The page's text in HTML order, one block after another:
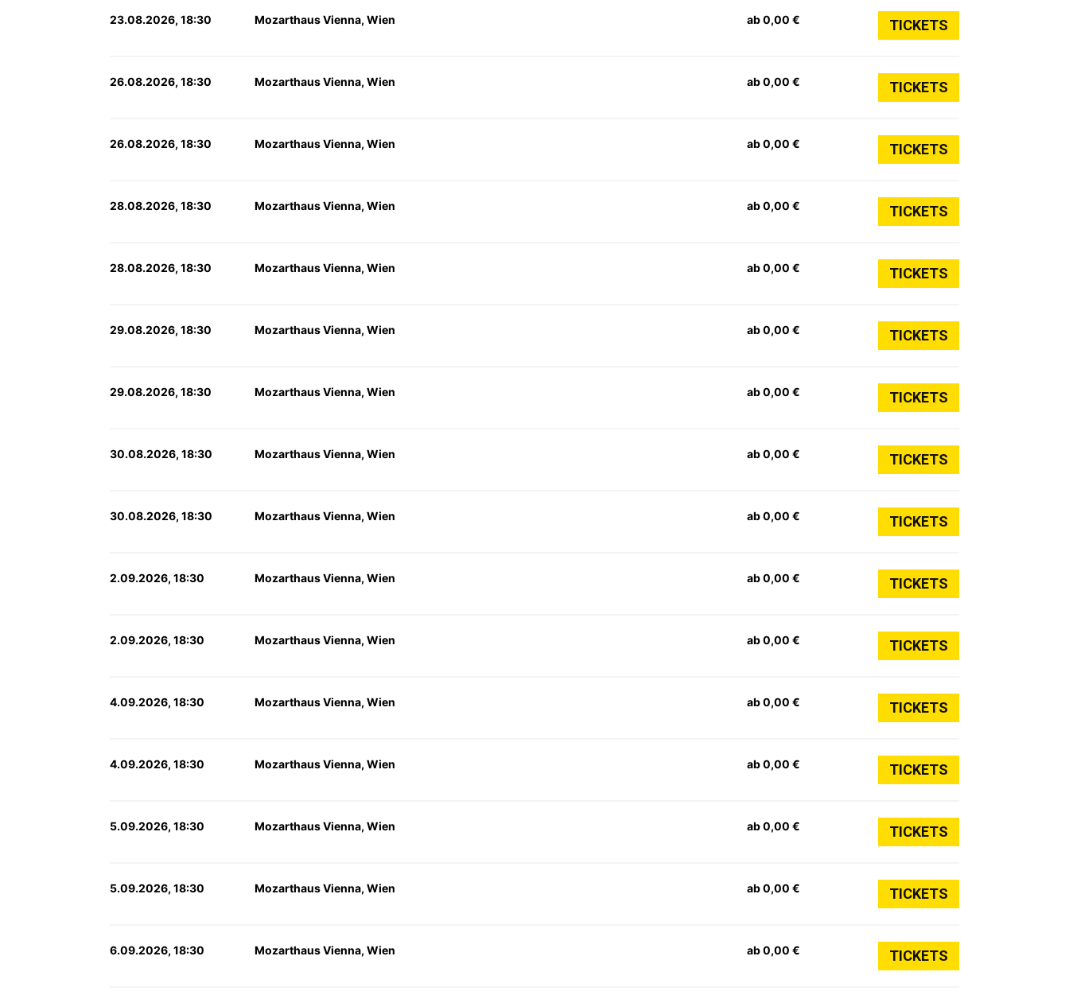
23.08.2026, 18:30 Mozarthaus Vienna, Wien ab 0,00 € TICKETS
26.08.2026, 18:30 Mozarthaus Vienna, Wien ab 0,00 € TICKETS
26.08.2026, 18:30 Mozarthaus Vienna, Wien ab 0,00 € TICKETS
28.08.2026, 18:30 Mozarthaus Vienna, Wien ab 0,00 € TICKETS
28.08.2026, 18:30 Mozarthaus Vienna, Wien ab 0,00 € TICKETS
29.08.2026, 18:30 Mozarthaus Vienna, Wien ab 0,00 € TICKETS
29.08.2026, 18:30 Mozarthaus Vienna, Wien ab 0,00 € TICKETS
30.08.2026, 18:30 Mozarthaus Vienna, Wien ab 0,00 € TICKETS
30.08.2026, 18:30 Mozarthaus Vienna, Wien ab 0,00 € TICKETS
2.09.2026, 18:30 Mozarthaus Vienna, Wien ab 0,00 € TICKETS
2.09.2026, 18:30 Mozarthaus Vienna, Wien ab 0,00 € TICKETS
4.09.2026, 18:30 Mozarthaus Vienna, Wien ab 0,00 € TICKETS
4.09.2026, 18:30 Mozarthaus Vienna, Wien ab 0,00 € TICKETS
5.09.2026, 18:30 Mozarthaus Vienna, Wien ab 0,00 € TICKETS
5.09.2026, 18:30 Mozarthaus Vienna, Wien ab 0,00 € TICKETS
6.09.2026, 18:30 Mozarthaus Vienna, Wien ab 0,00 € TICKETS